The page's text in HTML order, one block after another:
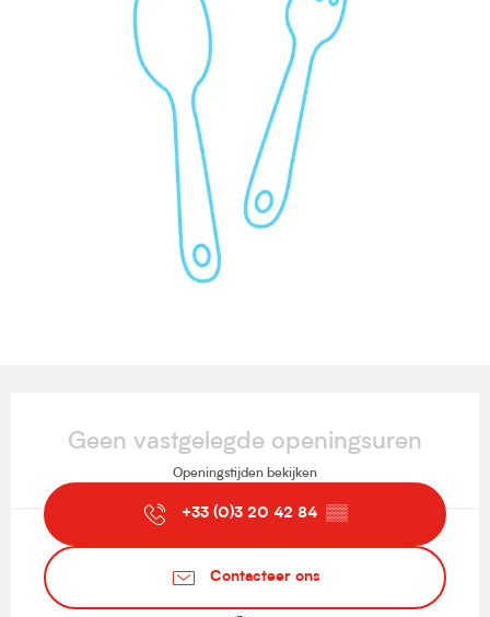
Geen vastgelegde openingsuren
Openingstijden bekijken
+33 (0)3 20 42 84 ▒▒
Contacteer ons